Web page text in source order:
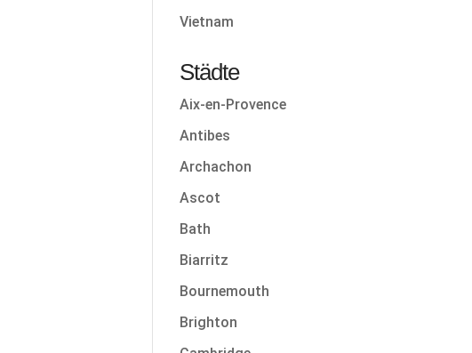
Vietnam
Städte
Aix-en-Provence
Antibes
Archachon
Ascot
Bath
Biarritz
Bournemouth
Brighton